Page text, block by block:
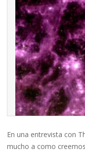
En una entrevista con
mucho a como